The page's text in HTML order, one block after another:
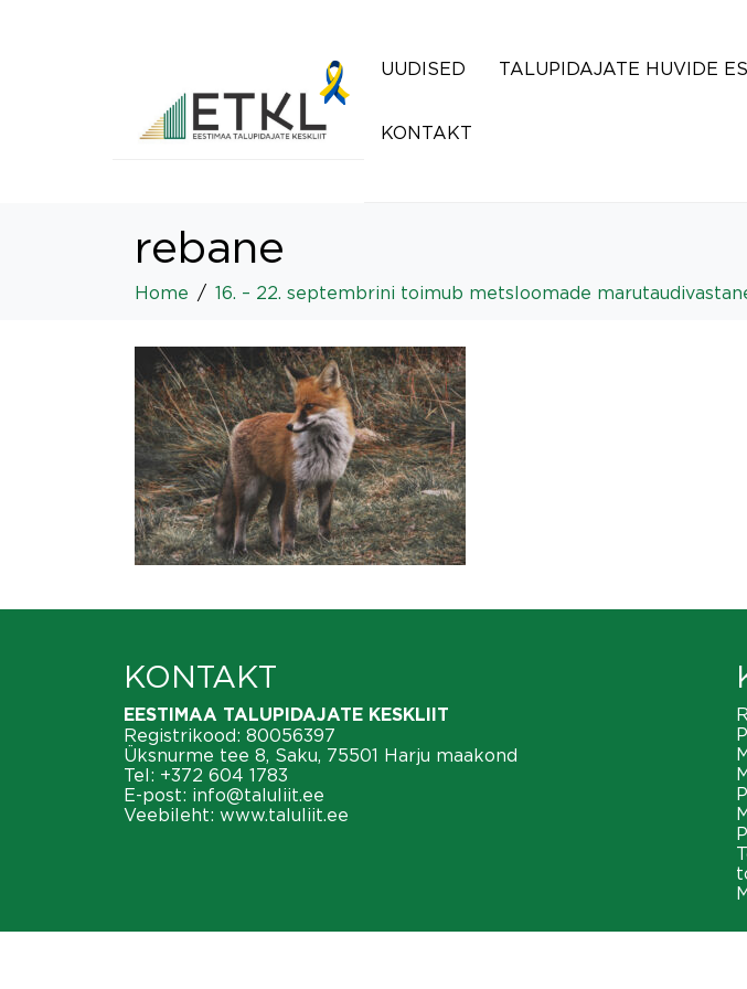
UUDISED TALUPIDAJATE HUVIDE
KONTAKT
rebane
Home 16. – 22. septembrini toimub metsloomade
KONTAKT
EESTIMAA TALUPIDAJATE KESKLIIT
Registrikood: 80056397
Üksnurme tee 8, Saku, 75501 Harju maakond
Tel: +372 604 1783
E-post: info@taluliit.ee
Veebileht: www.taluliit.ee